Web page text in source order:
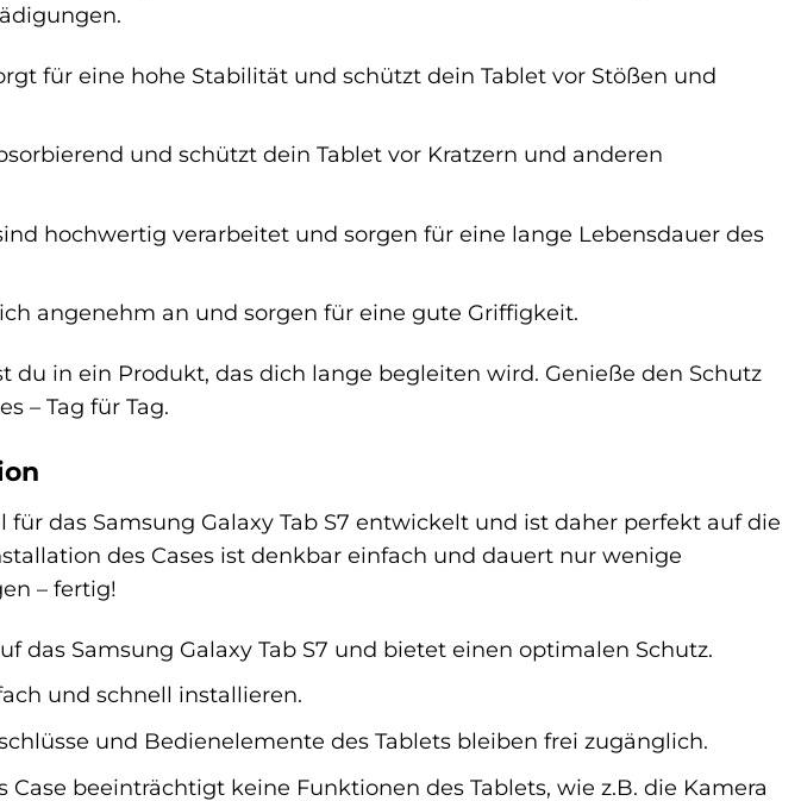
für eine hohe Stabilität und schützt dein Tablet vor Stößen und
und schützt dein Tablet vor Kratzern und anderen
hochwertig verarbeitet und sorgen für eine lange Lebensdauer des
angenehm an und sorgen für eine gute Griffigkeit.
du in ein Produkt, das dich lange begleiten wird. Genieße den Schutz
– Tag für Tag.
für das Samsung Galaxy Tab S7 entwickelt und ist daher perfekt auf die
des Cases ist denkbar einfach und dauert nur wenige
– fertig!
das Samsung Galaxy Tab S7 und bietet einen optimalen Schutz.
und schnell installieren.
und Bedienelemente des Tablets bleiben frei zugänglich.
Case beeinträchtigt keine Funktionen des Tablets, wie z.B. die Kamera